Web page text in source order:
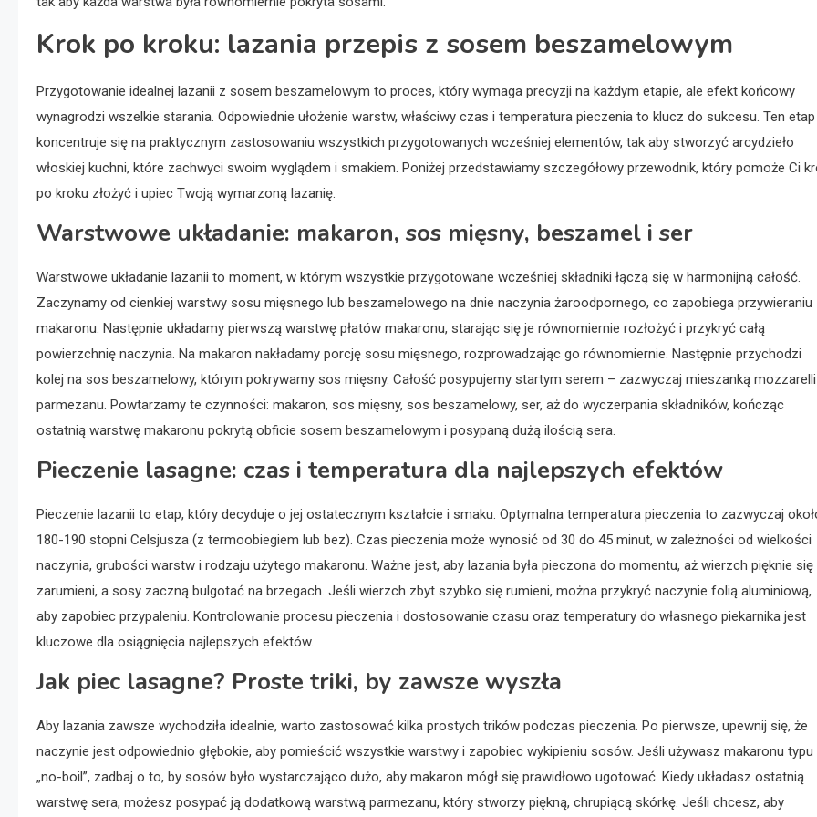
Krok po kroku: lazania przepis z sosem beszamelowym
Przygotowanie idealnej lazanii z sosem beszamelowym to proces, który wymaga precyzji na każdym etapie, ale efekt końcowy
wynagrodzi wszelkie starania. Odpowiednie ułożenie warstw, właściwy czas i temperatura pieczenia to klucz do sukcesu. Ten etap
koncentruje się na praktycznym zastosowaniu wszystkich przygotowanych wcześniej elementów, tak aby stworzyć arcydzieło
włoskiej kuchni, które zachwyci swoim wyglądem i smakiem. Poniżej przedstawiamy szczegółowy przewodnik, który pomoże Ci
po kroku złożyć i upiec Twoją wymarzoną lazanię.
Warstwowe układanie: makaron, sos mięsny, beszamel i ser
Warstwowe układanie lazanii to moment, w którym wszystkie przygotowane wcześniej składniki łączą się w harmonijną całość.
Zaczynamy od cienkiej warstwy sosu mięsnego lub beszamelowego na dnie naczynia żaroodpornego, co zapobiega przywieraniu
makaronu. Następnie układamy pierwszą warstwę płatów makaronu, starając się je równomiernie rozłożyć i przykryć całą
powierzchnię naczynia. Na makaron nakładamy porcję sosu mięsnego, rozprowadzając go równomiernie. Następnie przychodzi
kolej na sos beszamelowy, którym pokrywamy sos mięsny. Całość posypujemy startym serem – zazwyczaj mieszanką
parmezanu. Powtarzamy te czynności: makaron, sos mięsny, sos beszamelowy, ser, aż do wyczerpania składników, kończąc
ostatnią warstwę makaronu pokrytą obficie sosem beszamelowym i posypaną dużą ilością sera.
Pieczenie lasagne: czas i temperatura dla najlepszych efektów
Pieczenie lazanii to etap, który decyduje o jej ostatecznym kształcie i smaku. Optymalna temperatura pieczenia to zazwyczaj
180-190 stopni Celsjusza (z termoobiegiem lub bez). Czas pieczenia może wynosić od 30 do 45 minut, w zależności od wielkości
naczynia, grubości warstw i rodzaju użytego makaronu. Ważne jest, aby lazania była pieczona do momentu, aż wierzch pięknie się
zarumieni, a sosy zaczną bulgotać na brzegach. Jeśli wierzch zbyt szybko się rumieni, można przykryć naczynie folią aluminiową,
aby zapobiec przypaleniu. Kontrolowanie procesu pieczenia i dostosowanie czasu oraz temperatury do własnego piekarnika jest
kluczowe dla osiągnięcia najlepszych efektów.
Jak piec lasagne? Proste triki, by zawsze wyszła
Aby lazania zawsze wychodziła idealnie, warto zastosować kilka prostych trików podczas pieczenia. Po pierwsze, upewnij się, że
naczynie jest odpowiednio głębokie, aby pomieścić wszystkie warstwy i zapobiec wykipieniu sosów. Jeśli używasz makaronu typu
„no-boil”, zadbaj o to, by sosów było wystarczająco dużo, aby makaron mógł się prawidłowo ugotować. Kiedy układasz ostatnią
warstwę sera, możesz posypać ją dodatkową warstwą parmezanu, który stworzy piękną, chrupiącą skórkę. Jeśli chcesz, aby